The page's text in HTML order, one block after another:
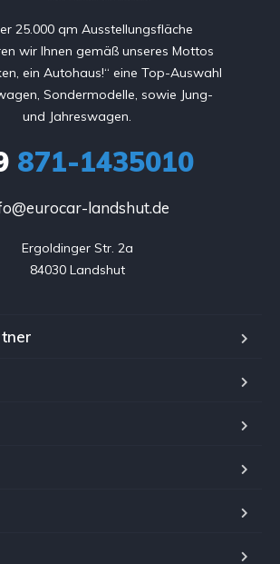
25.000 qm Ausstellungsfläche
wir Ihnen gemäß unseres Mottos
ein Autohaus!“ eine Top-Auswahl
Sondermodelle, sowie Jung-
und Jahreswagen.
871-1435010
landshut.de
Ergoldinger Str. 2a
84030 Landshut